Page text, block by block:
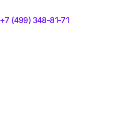
+7 (499) 348-81-71